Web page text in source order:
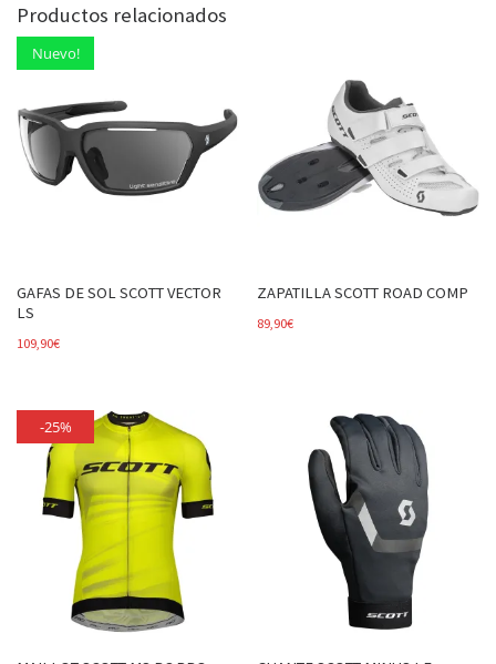
Productos relacionados
Nuevo!
GAFAS DE SOL SCOTT VECTOR
LS
109,90€
ZAPATILLA SCOTT ROAD COMP
89,90€
-25%